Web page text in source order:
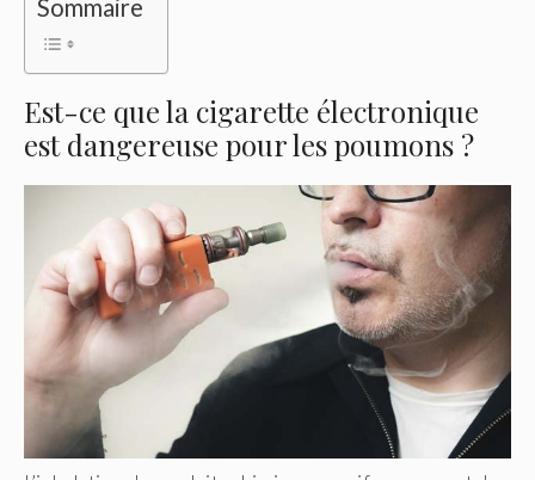
Sommaire
Est-ce que la cigarette électronique
est dangereuse pour les poumons ?